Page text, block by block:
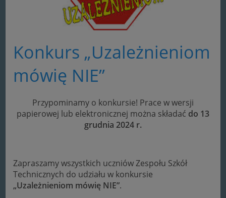
Konkurs „Uzależnieniom
mówię NIE”
Przypominamy o konkursie! Prace w wersji
papierowej lub elektronicznej można składać do 13
grudnia 2024 r.
Zapraszamy wszystkich uczniów Zespołu Szkół
Technicznych do udziału w konkursie
„Uzależnieniom mówię NIE”.